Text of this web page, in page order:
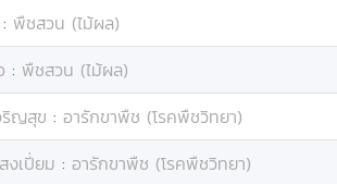
: พืชสวน (ไม้ผล)
: พืชสวน (ไม้ผล)
ริญสุข : อารักขาพืช (โรคพืชวิทยา)
งเปี่ยม : อารักขาพืช (โรคพืชวิทยา)